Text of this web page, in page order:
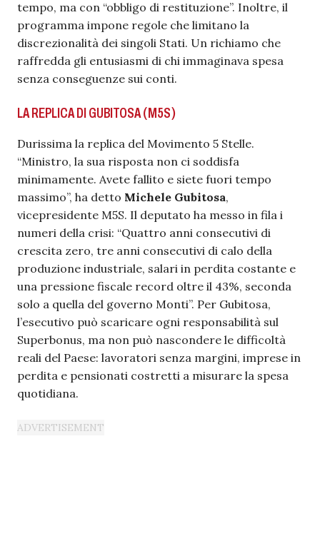
tempo, ma con “obbligo di restituzione”. Inoltre, il
programma impone regole che limitano la
discrezionalità dei singoli Stati. Un richiamo che
raffredda gli entusiasmi di chi immaginava spesa
senza conseguenze sui conti.
LA REPLICA DI GUBITOSA (M5S)
Durissima la replica del Movimento 5 Stelle.
“Ministro, la sua risposta non ci soddisfa
minimamente. Avete fallito e siete fuori tempo
massimo”, ha detto Michele Gubitosa,
vicepresidente M5S. Il deputato ha messo in fila i
numeri della crisi: “Quattro anni consecutivi di
crescita zero, tre anni consecutivi di calo della
produzione industriale, salari in perdita costante e
una pressione fiscale record oltre il 43%, seconda
solo a quella del governo Monti”. Per Gubitosa,
l’esecutivo può scaricare ogni responsabilità sul
Superbonus, ma non può nascondere le difficoltà
reali del Paese: lavoratori senza margini, imprese in
perdita e pensionati costretti a misurare la spesa
quotidiana.